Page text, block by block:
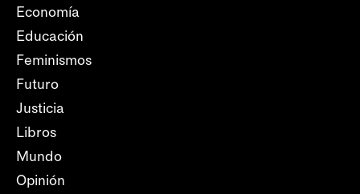
Economía
Educación
Feminismos
Futuro
Justicia
Libros
Mundo
Opinión